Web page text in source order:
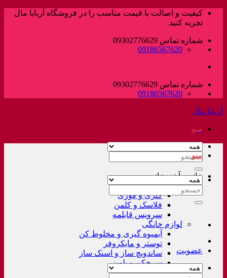
پرش
کیفیت و اصالت با قیمت مناسب را در فروشگاه آربابا مال
تجربه کنید.
شماره تماس 09302776629
09186567620
شماره تماس 09302776629
09186567620
آربابا مال
منو
جستجو
خانه و آشپزخانه
لوازم خانگی غیر برقی
کتری و قوری
فلاسک و کلمن
سرویس قابلمه
لوازم خانگی
آبمیوه گیری و مخلوط کن
توستر و مایکروفر
ساندویچ ساز و اسنک ساز
سرخکن و پلوپز
غذاساز
منو
جستجو
عضویت